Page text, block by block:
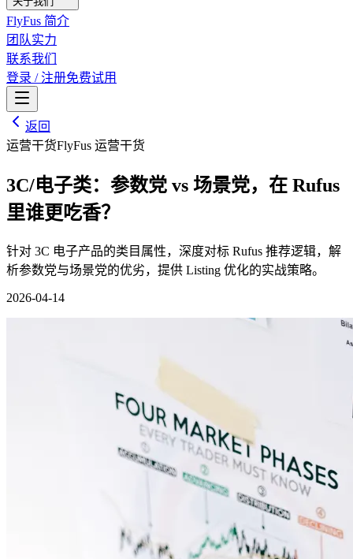
FlyFus 简介
团队实力
联系我们
登录 / 注册免费试用
返回
运营干货FlyFus 运营干货
3C/电子类：参数党 vs 场景党，在 Rufus
里谁更吃香？
针对 3C 电子产品的类目属性，深度对标 Rufus 推荐逻辑，解
析参数党与场景党的优劣，提供 Listing 优化的实战策略。
2026-04-14